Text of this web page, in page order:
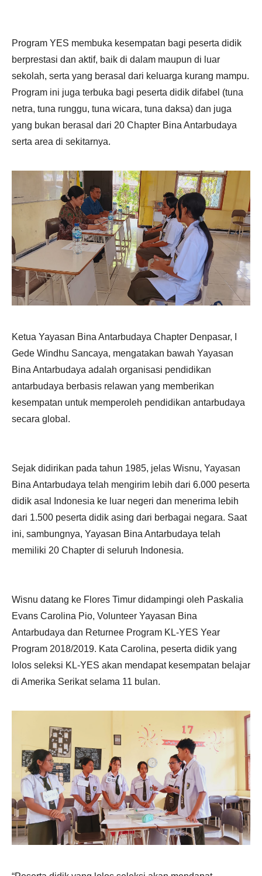
Program YES membuka kesempatan bagi peserta didik
berprestasi dan aktif, baik di dalam maupun di luar
sekolah, serta yang berasal dari keluarga kurang mampu.
Program ini juga terbuka bagi peserta didik difabel (tuna
netra, tuna runggu, tuna wicara, tuna daksa) dan juga
yang bukan berasal dari 20 Chapter Bina Antarbudaya
serta area di sekitarnya.
Ketua Yayasan Bina Antarbudaya Chapter Denpasar, I
Gede Windhu Sancaya, mengatakan bawah Yayasan
Bina Antarbudaya adalah organisasi pendidikan
antarbudaya berbasis relawan yang memberikan
kesempatan untuk memperoleh pendidikan antarbudaya
secara global.
Sejak didirikan pada tahun 1985, jelas Wisnu, Yayasan
Bina Antarbudaya telah mengirim lebih dari 6.000 peserta
didik asal Indonesia ke luar negeri dan menerima lebih
dari 1.500 peserta didik asing dari berbagai negara. Saat
ini, sambungnya, Yayasan Bina Antarbudaya telah
memiliki 20 Chapter di seluruh Indonesia.
Wisnu datang ke Flores Timur didampingi oleh Paskalia
Evans Carolina Pio, Volunteer Yayasan Bina
Antarbudaya dan Returnee Program KL-YES Year
Program 2018/2019. Kata Carolina, peserta didik yang
lolos seleksi KL-YES akan mendapat kesempatan belajar
di Amerika Serikat selama 11 bulan.